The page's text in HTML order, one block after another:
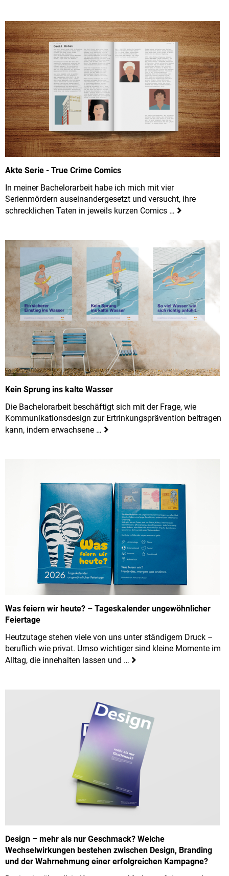
Akte Serie - True Crime Comics
In meiner Bachelorarbeit habe ich mich mit vier
Serienmördern auseinandergesetzt und versucht, ihre
schrecklichen Taten in jeweils kurzen Comics …
Kein Sprung ins kalte Wasser
Die Bachelorarbeit beschäftigt sich mit der Frage, wie
Kommunikationsdesign zur Ertrinkungsprävention beitragen
kann, indem erwachsene …
Was feiern wir heute? – Tageskalender ungewöhnlicher
Feiertage
Heutzutage stehen viele von uns unter ständigem Druck –
beruflich wie privat. Umso wichtiger sind kleine Momente im
Alltag, die innehalten lassen und …
Design – mehr als nur Geschmack? Welche
Wechselwirkungen bestehen zwischen Design, Branding
und der Wahrnehmung einer erfolgreichen Kampagne?